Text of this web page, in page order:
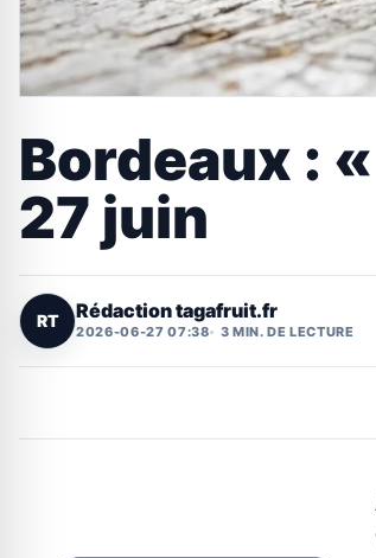
Bordeaux :
27 juin
RT Rédaction tagafruit.fr
2026-06-27 07:38 3 MIN. DE LECTURE